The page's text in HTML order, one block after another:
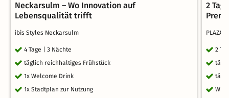
Neckarsulm – Wo Innovation auf
Lebensqualität trifft
ibis Styles Neckarsulm
4 Tage | 3 Nächte
täglich reichhaltiges Frühstück
1x Welcome Drink
1x Stadtplan zur Nutzung
2
PLAZA
2